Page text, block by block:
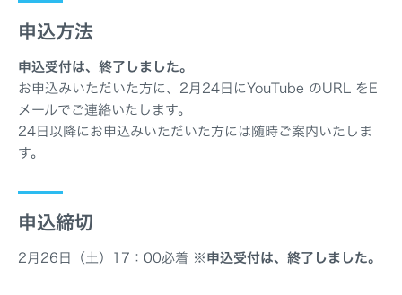
申込方法
申込受付は、終了しました。
お申込みいただいた方に、2月24日にYouTube のURL をE
メールでご連絡いたします。
24日以降にお申込みいただいた方には随時ご案内いたしま
す。
申込締切
2月26日（土）17：00必着 ※申込受付は、終了しました。